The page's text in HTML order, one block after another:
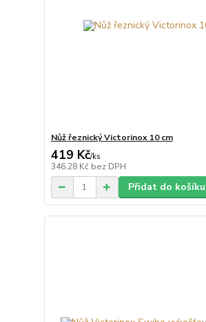
Nůž řeznický Victorinox 10 cm
419 Kč/ks
346,28 Kč bez DPH
Přidat do košíku